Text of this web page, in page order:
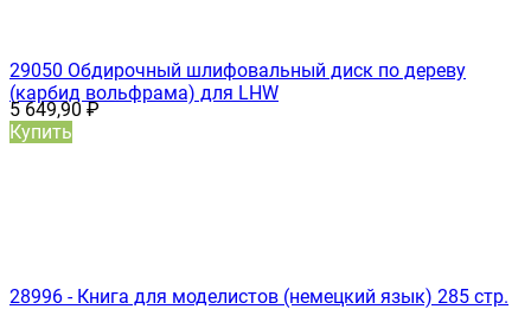
29050 Обдирочный шлифовальный диск по дереву
(карбид вольфрама) для LHW
5 649,90₽
Купить
28996 - Книга для моделистов (немецкий язык) 285 стр.